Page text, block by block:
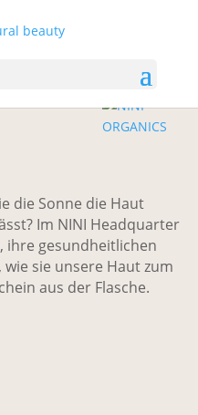
Illuminator
die Sonne die Haut
Im NINI Headquarter
ihre gesundheitlichen
sie unsere Haut zum
aus der Flasche.